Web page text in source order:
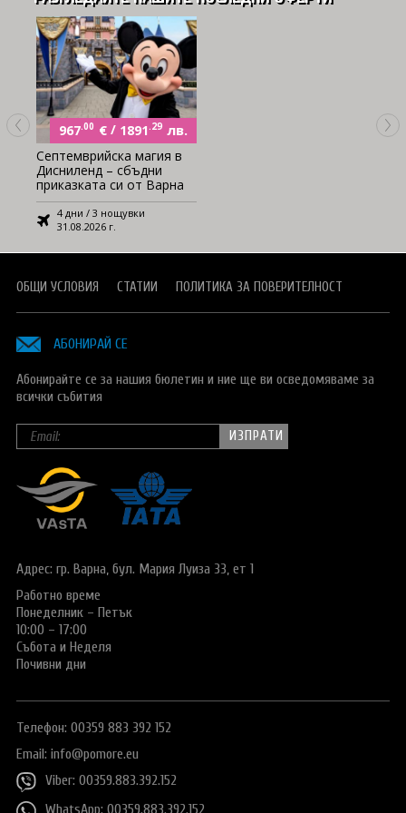
967.00 €/ 1891.29 лв.
Септемврийска магия в
Дисниленд – сбъдни
приказката си от Варна
4 дни / 3 нощувки
31.08.2026 г.
ОБЩИ УСЛОВИЯ СТАТИИ ПОЛИТИКА ЗА ПОВЕРИТЕЛНОСТ
АБОНИРАЙ СЕ
Абонирайте се за нашия бюлетин и ние ще ви осведомяваме за
всички събития
Адрес: гр. Варна, бул. Мария Луиза 33, ет 1
Работно време
Понеделник – Петък
10:00 – 17:00
Събота и Неделя
Почивни дни
Телефон: 00359 883 392 152
Email: info@pomore.eu
Viber: 00359.883.392.152
WhatsApp: 00359.883.392.152